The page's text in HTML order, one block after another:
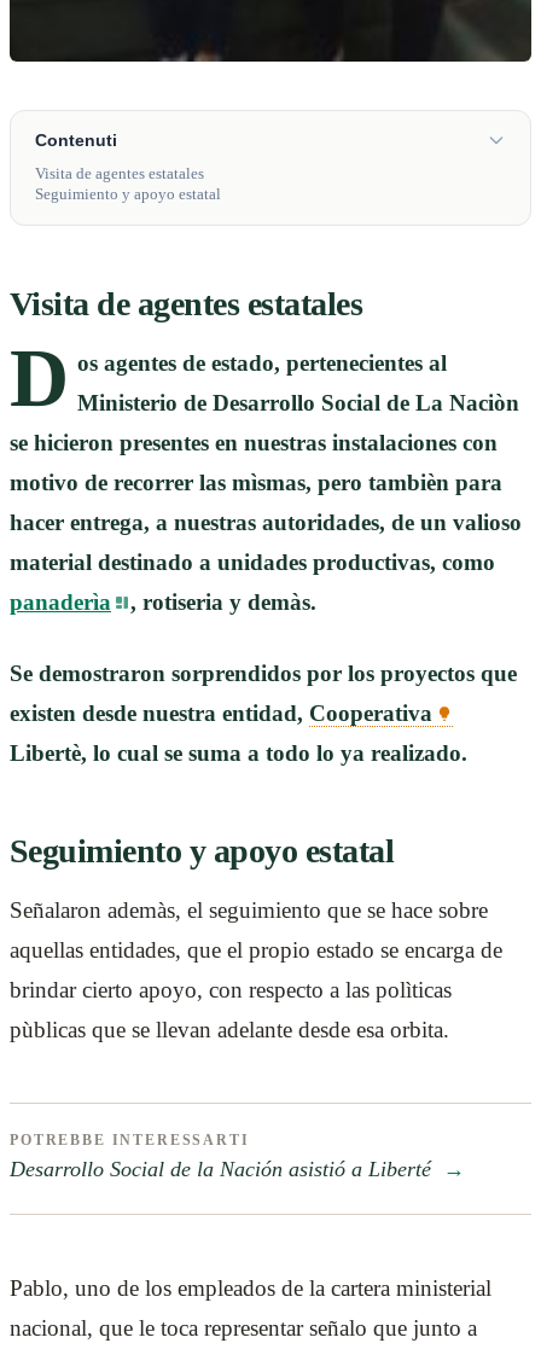
Contenuti
Visita de agentes estatales
Seguimiento y apoyo estatal
Visita de agentes estatales
D os agentes de estado, pertenecientes al
Ministerio de Desarrollo Social de La Naciòn
se hicieron presentes en nuestras instalaciones con
motivo de recorrer las mìsmas, pero tambièn para
hacer entrega, a nuestras autoridades, de un valioso
material destinado a unidades productivas, como
panaderìa
, rotiseria y demàs.
Se demostraron sorprendidos por los proyectos que
existen desde nuestra entidad, Cooperativa
Libertè, lo cual se suma a todo lo ya realizado.
Seguimiento y apoyo estatal
Señalaron ademàs, el seguimiento que se hace sobre
aquellas entidades, que el propio estado se encarga de
brindar cierto apoyo, con respecto a las polìticas
pùblicas que se llevan adelante desde esa orbita.
POTREBBE INTERESSARTI
Desarrollo Social de la Nación asistió a Liberté →
Pablo, uno de los empleados de la cartera ministerial
nacional, que le toca representar señalo que junto a